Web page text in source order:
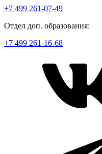
+7 499 261-07-49
Отдел доп. образования:
+7 499 261-16-68